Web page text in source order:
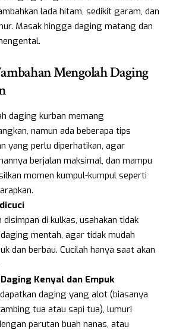
lada hitam, sedikit garam, dan
Masak hingga daging matang dan
Mengolah Daging
daging kurban memang
namun ada beberapa tips
yang perlu diperhatikan, agar
berjalan maksimal, dan mampu
momen kumpul-kumpul seperti
disimpan di kulkas, usahakan tidak
mentah, agar tidak mudah
dan berbau. Cucilah hanya saat akan
Kenyal dan Empuk
daging yang alot (biasanya
tua atau sapi tua), lumuri
parutan buah nanas, atau